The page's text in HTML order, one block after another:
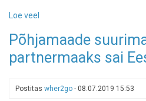
Loe veel
on
Põhjamaade
MATKA
Põhjamaade
partnermaaks sai
Postitas wher2go - 08.07.2019 15:53